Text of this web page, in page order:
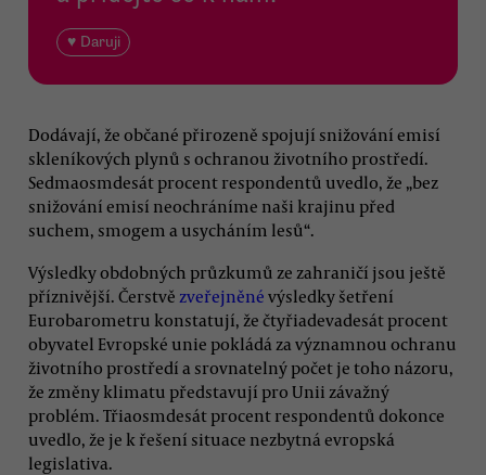
♥ Daruji
Dodávají, že občané přirozeně spojují snižování emisí
skleníkových plynů s ochranou životního prostředí.
Sedmaosmdesát procent respondentů uvedlo, že „bez
snižování emisí neochráníme naši krajinu před
suchem, smogem a usycháním lesů“.
Výsledky obdobných průzkumů ze zahraničí jsou ještě
příznivější. Čerstvě zveřejněné výsledky šetření
Eurobarometru konstatují, že čtyřiadevadesát procent
obyvatel Evropské unie pokládá za významnou ochranu
životního prostředí a srovnatelný počet je toho názoru,
že změny klimatu představují pro Unii závažný
problém. Třiaosmdesát procent respondentů dokonce
uvedlo, že je k řešení situace nezbytná evropská
legislativa.